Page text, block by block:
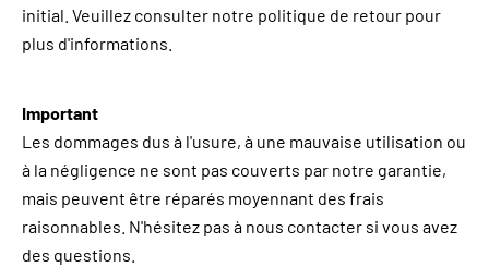
initial. Veuillez consulter notre politique de retour pour
plus d'informations.
Important
Les dommages dus à l'usure, à une mauvaise utilisation ou
à la négligence ne sont pas couverts par notre garantie,
mais peuvent être réparés moyennant des frais
raisonnables. N'hésitez pas à nous contacter si vous avez
des questions.